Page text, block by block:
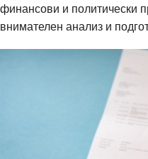
финансови и политически
внимателен анализ и